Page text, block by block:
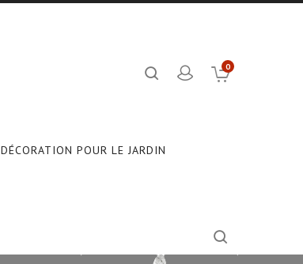
0
DÉCORATION POUR LE JARDIN